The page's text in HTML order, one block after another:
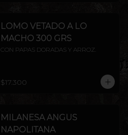
LOMO VETADO A LO
MACHO 300 GRS
CON PAPAS DORADAS Y ARROZ.
$17.300
MILANESA ANGUS
NAPOLITANA